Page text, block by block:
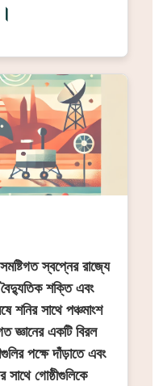
স্বপ্নের রাজ্যে
শক্তি এবং
শনির সাথে পঞ্চমাংশ
জ্ঞানের একটি বিরল
পক্ষে দাঁড়াতে এবং
গোষ্ঠীগুলিকে